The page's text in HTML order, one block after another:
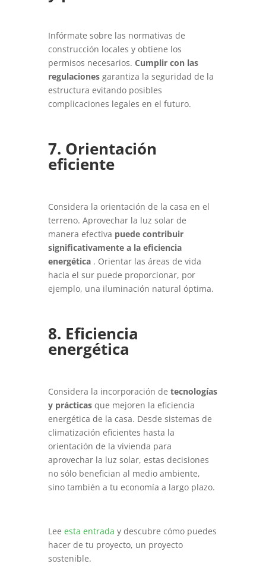
Infórmate sobre las normativas de
construcción locales y obtiene los
permisos necesarios. Cumplir con las
regulacionesgarantiza la seguridad de la
estructura evitando posibles
complicaciones legales en el futuro.
7. Orientación
eficiente
Considera la orientación de la casa en el
terreno. Aprovechar la luz solar de
manera efectiva puede contribuir
significativamente a la eficiencia
energética. Orientar las áreas de vida
hacia el sur puede proporcionar, por
ejemplo, una iluminación natural óptima.
8. Eficiencia
energética
Considera la incorporación de tecnologías
y prácticasque mejoren la eficiencia
energética de la casa. Desde sistemas de
climatización eficientes hasta la
orientación de la vivienda para
aprovechar la luz solar, estas decisiones
no sólo benefician al medio ambiente,
sino también a tu economía a largo plazo.
Lee esta entrada y descubre cómo puedes
hacer de tu proyecto, un proyecto
sostenible.